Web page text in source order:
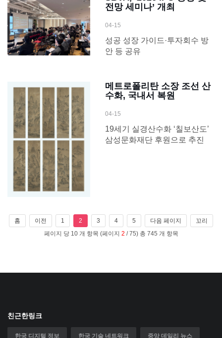
전망 세미나’ 개최
04-15
성공 성장 가이드·투자회수 방
안 등 공유
메트로폴리탄 소장 조선 산
수화, 국내서 복원
04-15
19세기 실경산수화 ‘칠보산도’
삼성문화재단 후원으로 추진
홈 이전 1 2 3 4 5 다음 페이지
꼬리
페이지 당 10 개 항목 (페이지 2 / 75) 총 745 개 항목
친근한링크
한국 디지털 정보 한국 기술 네트워크 중앙 데일리 뉴스